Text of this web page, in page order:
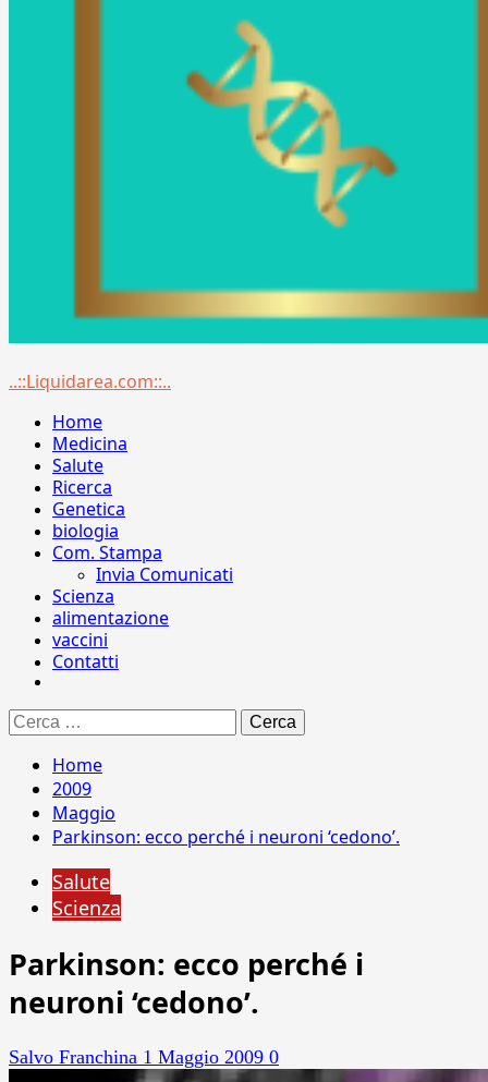
Menu
..::Liquidarea.com::..
Home
Medicina
Salute
Ricerca
Genetica
biologia
Com. Stampa
Invia Comunicati
Scienza
alimentazione
vaccini
Contatti
Ricerca
per:
Home
2009
Maggio
Parkinson: ecco perché i neuroni ‘cedono’.
Salute
Scienza
Parkinson: ecco perché i
neuroni ‘cedono’.
Salvo Franchina 1 Maggio 2009 0